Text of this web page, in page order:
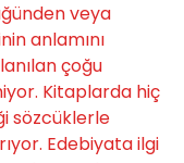
veya
anlamını
çoğu
Kitaplarda hiç
sözcüklerle
Edebiyata ilgi